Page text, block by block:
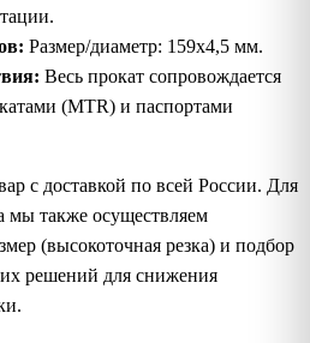
Размер/диаметр: 159х4,5 мм.
Весь прокат сопровождается
(MTR) и паспортами
с доставкой по всей России. Для
мы также осуществляем
(высокоточная резка) и подбор
решений для снижения